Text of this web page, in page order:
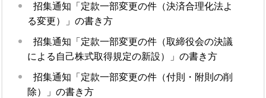
招集通知「定款一部変更の件（決済合理化法よ
る変更）」の書き方
招集通知「定款一部変更の件（取締役会の決議
による自己株式取得規定の新設）」の書き方
招集通知「定款一部変更の件（付則・附則の削
除）」の書き方